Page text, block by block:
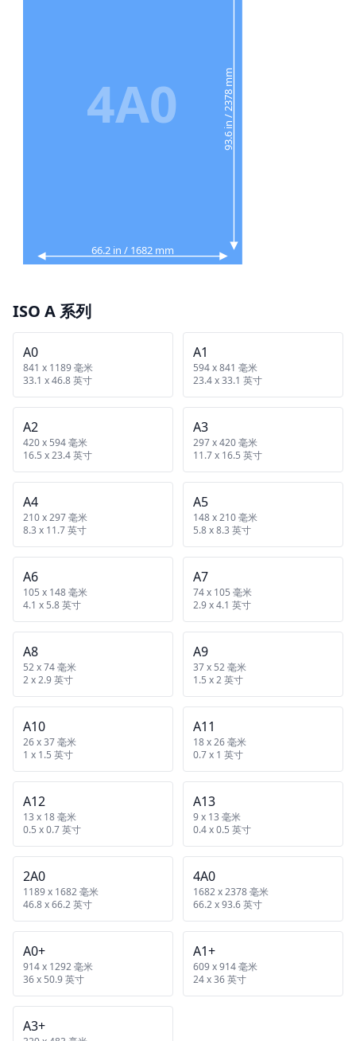
66.2 in / 1682 mm
93.6 in / 2378 mm
4A0
ISO A 系列
A0
841 x 1189 毫米
33.1 x 46.8 英寸
A1
594 x 841 毫米
23.4 x 33.1 英寸
A2
420 x 594 毫米
16.5 x 23.4 英寸
A3
297 x 420 毫米
11.7 x 16.5 英寸
A4
210 x 297 毫米
8.3 x 11.7 英寸
A5
148 x 210 毫米
5.8 x 8.3 英寸
A6
105 x 148 毫米
4.1 x 5.8 英寸
A7
74 x 105 毫米
2.9 x 4.1 英寸
A8
52 x 74 毫米
2 x 2.9 英寸
A9
37 x 52 毫米
1.5 x 2 英寸
A10
26 x 37 毫米
1 x 1.5 英寸
A11
18 x 26 毫米
0.7 x 1 英寸
A12
13 x 18 毫米
0.5 x 0.7 英寸
A13
9 x 13 毫米
0.4 x 0.5 英寸
2A0
1189 x 1682 毫米
46.8 x 66.2 英寸
4A0
1682 x 2378 毫米
66.2 x 93.6 英寸
A0+
914 x 1292 毫米
36 x 50.9 英寸
A1+
609 x 914 毫米
24 x 36 英寸
A3+